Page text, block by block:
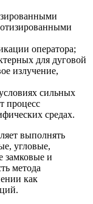
оператора;
для дуговой
излучение,
сильных
процесс
средах.
выполнять
угловые,
замковые и
метода
как